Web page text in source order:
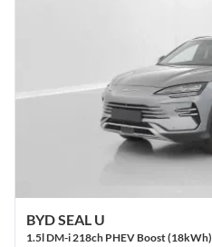
BYD SEAL U
1.5l DM-i 218ch PHEV Boost (18kWh)